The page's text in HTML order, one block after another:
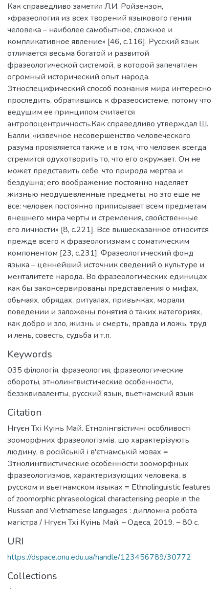
Как справедливо заметил Л.И. Ройзензон,
«фразеология из всех творений языкового гения
человека – наиболее самобытное, сложное и
компликативное явление» [46, с.116]. Русский язык
отличается весьма богатой и развитой
фразеологической системой, в которой запечатлен
огромный исторический опыт народа.
Этноспецифический способ познания мира интересно
проследить, обратившись к фразеосистеме, потому что
ведущим ее принципом считается
антропоцентричность.Как справедливо утверждал Ш.
Балли, «извечное несовершенство человеческого
разума проявляется также и в том, что человек всегда
стремится одухотворить то, что его окружает. Он не
может представить себе, что природа мертва и
бездушна; его воображение постоянно наделяет
жизнью неодушевленные предметы, но это еще не
все: человек постоянно приписывает всем предметам
внешнего мира черты и стремления, свойственные
его личности» [8, с.221]. Все вышесказанное относится
прежде всего к фразеологизмам с соматическим
компонентом [23, с.231]. Фразеологический фонд
языка – ценнейший источник сведений о культуре и
менталитете народа. Во фразеологических единицах
как бы законсервированы представления о мифах,
обычаях, обрядах, ритуалах, привычках, морали,
поведении и заложены понятия о таких категориях,
как добро и зло, жизнь и смерть, правда и ложь, труд
и лень, совесть, судьба и т.п.
Keywords
035 філологія, фразеология, фразеологические
обороты, этнолингвистические особенности,
безэквиваленты, русский язык, вьетнамский язык
Citation
Нгуєн Тхі Куінь Май. Етнолінгвістичні особливості
зооморфних фразеологізмів, що характерізують
людину, в російській і в'єтнамській мовах =
Этнолингвистические особенности зооморфных
фразеологизмов, характеризующих человека, в
русском и вьетнамском языках = Ethnolinguistic features
of zoomorphic phraseological characterising people in the
Russian and Vietnamese languages : дипломна робота
магістра / Нгуєн Тхі Куінь Май. – Одеса, 2019. – 80 с.
URI
https://dspace.onu.edu.ua/handle/123456789/30772
Collections